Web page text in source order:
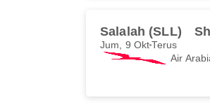
Salalah (SLL)
Jum, 9 OktTerus
Air